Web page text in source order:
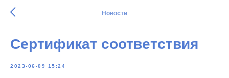
Новости
Сертификат соответствия
2023-06-09 15:24